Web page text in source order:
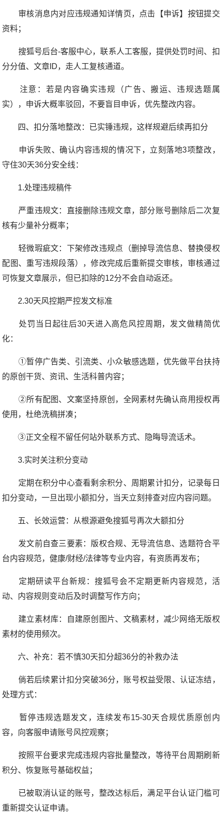
审核消息内对应违规通知详情页，点击【申诉】按钮提交
资料；
搜狐号后台-客服中心，联系人工客服，提供处罚时间、扣
分分值、文章ID，走人工复核通道。
注意：若是内容确实违规（广告、搬运、违规选题属
实），申诉大概率驳回，不要盲目申诉，优先整改内容。
四、扣分落地整改：已实锤违规，这样规避后续再扣分
申诉失败、确认内容违规的情况下，立刻落地3项整改，
守住30天36分安全线：
1.处理违规稿件
严重违规文：直接删除违规文章，部分账号删除后二次复
核有少量补分概率；
轻微瑕疵文：下架修改违规点（删掉导流信息、替换侵权
配图、重写违规段落），修改完成后重新提交审核，审核通过
可恢复文章展示，但已扣除的12分不会自动返还。
2.30天风控期严控发文标准
处罚当日起往后30天进入高危风控周期，发文做精简优
化：
①暂停广告类、引流类、小众敏感选题，优先做平台扶持
的原创干货、资讯、生活科普内容；
②所有配图、文案坚持原创，全网素材先确认商用授权再
使用，杜绝洗稿拼凑；
③正文全程不留任何站外联系方式、隐晦导流话术。
3.实时关注积分变动
定期在积分中心查看剩余积分、周期累计扣分，记录每日
扣分变动，一旦出现小额扣分，当天立刻排查对应内容问题。
五、长效运营：从根源避免搜狐号再次大额扣分
发文前自查三要素：版权合规、无导流信息、选题符合平
台内容规范，健康/财经/法律等专业内容，有资质再发布；
定期研读平台新规：搜狐号会不定期更新内容规范，活
动、内容规则变动后及时调整写作方向；
建立素材库：自建原创图片、文稿素材，减少网络无版权
素材的使用频次。
六、补充：若不慎30天扣分超36分的补救办法
倘若后续累计扣分突破36分，账号权益受限、认证冻结，
处理方式：
暂停违规选题发文，连续发布15-30天合规优质原创内
容，向客服申请账号风控观察；
按照平台要求完成违规内容批量整改，等待平台周期刷新
积分、恢复账号基础权益；
已被取消认证的账号，整改达标后，满足平台认证门槛可
重新提交认证申请。